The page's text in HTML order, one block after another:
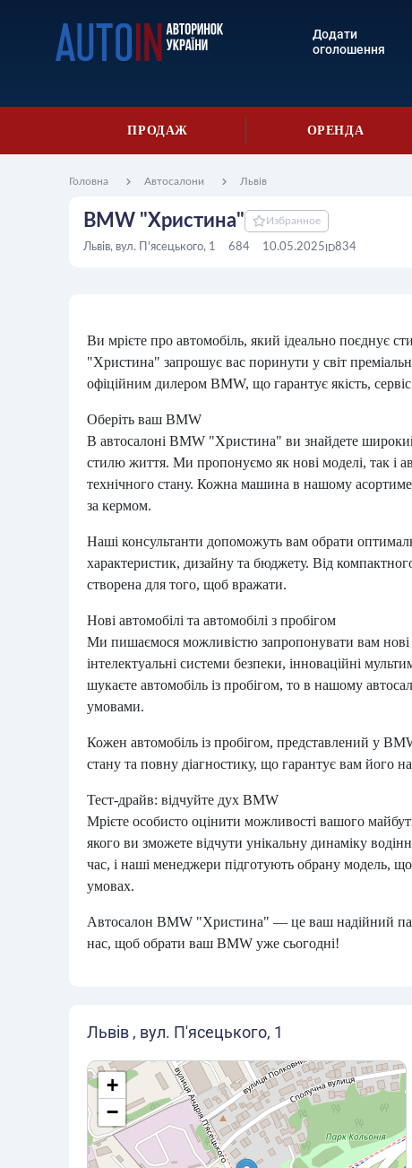
Додати
оголошення
ПРОДАЖ ОРЕНДА
Головна Автосалони Львів
BMW "Христина" Избранное
Львів, вул. П'ясецького, 1 684 10.05.2025 ID834
Ви мрієте про автомобіль, який ідеально поєднує
"Христина" запрошує вас поринути у світ
офіційним дилером BMW, що гарантує якість,
Оберіть ваш BMW
В автосалоні BMW "Христина" ви знайдете
стилю життя. Ми пропонуємо як нові моделі, так і
технічного стану. Кожна машина в нашому
за кермом.
Наші консультанти допоможуть вам обрати
характеристик, дизайну та бюджету. Від
створена для того, щоб вражати.
Нові автомобілі та автомобілі з пробігом
Ми пишаємося можливістю запропонувати вам
інтелектуальні системи безпеки, інноваційні
шукаєте автомобіль із пробігом, то в нашому
умовами.
Кожен автомобіль із пробігом, представлений у
стану та повну діагностику, що гарантує вам його
Тест-драйв: відчуйте дух BMW
Мрієте особисто оцінити можливості вашого
якого ви зможете відчути унікальну динаміку
час, і наші менеджери підготують обрану модель,
умовах.
Автосалон BMW "Христина" — це ваш надійний
нас, щоб обрати ваш BMW уже сьогодні!
Львів , вул. П'ясецького, 1
+
−